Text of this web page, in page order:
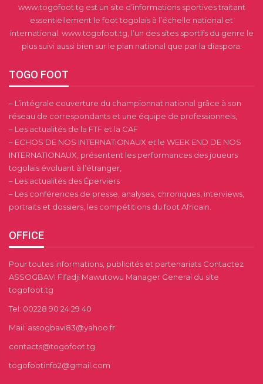
www.togofoot.tg est un site d’informations sportives traitant
essentiellement le foot togolais à l’échelle national et
international. www.togofoot.tg, l’un des sites sportifs du genre le
plus suivi aussi bien sur le plan national que par la diaspora.
TOGO FOOT
– L’intégrale couverture du championnat national grâce à son
réseau de correspondants et une équipe de professionnels,
– Les actualités de la FTF et la CAF
– ECHOS DE NOS INTERNATIONAUX et le WEEK END DE NOS
INTERNATIONAUX, présentent les performances des joueurs
togolais évoluant à l’étranger,
– Les actualités des Éperviers
– Les conférences de presse, analyses, chroniques, interviews,
portraits et dossiers, les compétitions du foot Africain.
OFFICE
Pour toutes informations, publicités et partenariats Contactez
ASSOGBAVI Fifadji Mawutowu Manager General du site
togofoot.tg
Tel: 00228 90 24 29 40
Mail: assogbavi83@yahoo.fr
contacts@togofoot.tg
togofootinfo2@gmail.com